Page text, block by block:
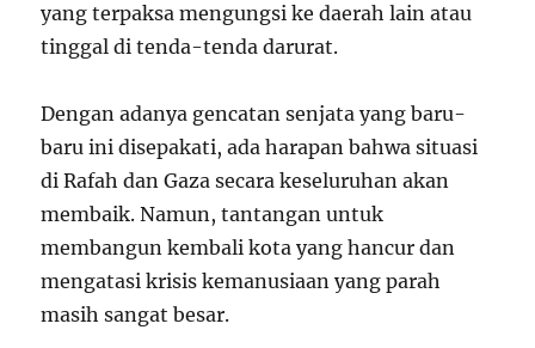
yang terpaksa mengungsi ke daerah lain atau
tinggal di tenda-tenda darurat.
Dengan adanya gencatan senjata yang baru-
baru ini disepakati, ada harapan bahwa situasi
di Rafah dan Gaza secara keseluruhan akan
membaik. Namun, tantangan untuk
membangun kembali kota yang hancur dan
mengatasi krisis kemanusiaan yang parah
masih sangat besar.